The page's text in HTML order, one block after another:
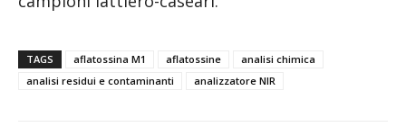
TAGS aflatossina M1 aflatossine
analisi chimica
analisi residui e contaminanti
analizzatore NIR